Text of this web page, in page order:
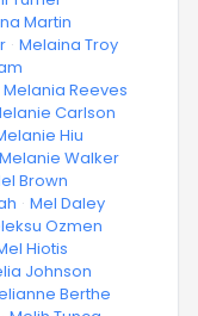
Martin
· Melaina Troy
Melania Reeves
Carlson
Hiu
Melanie Walker
Brown
· Mel Daley
Ozmen
Hiotis
Johnson
Berthe